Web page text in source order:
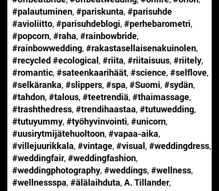
#palautuminen, #pariskunta, #parisuhde
#avioliitto, #parisuhdeblogi, #perhebarometri,
#popcorn, #raha, #rainbowbride,
#rainbowwedding, #rakastasellaisenakuinolen,
#recycled #ecological, #riita, #riitaisuus, #riitely,
#romantic, #sateenkaarihäät, #science, #selflove,
#selkäranka, #slippers, #spa, #Suomi, #sydän,
#tahdon, #talous, #teetrendiä, #thaimassage,
#trashthedress, #trendihaastaa, #tutuwedding,
#tutuyummy, #työhyvinvointi, #unicorn,
#uusirytmijätehuoltoon, #vapaa-aika,
#villejuurikkala, #vintage, #visual, #weddingdress,
#weddingfair, #weddingfashion,
#weddingphotography, #weddings, #wellness,
#wellnessspa, #älälaihduta, A. Tillander,